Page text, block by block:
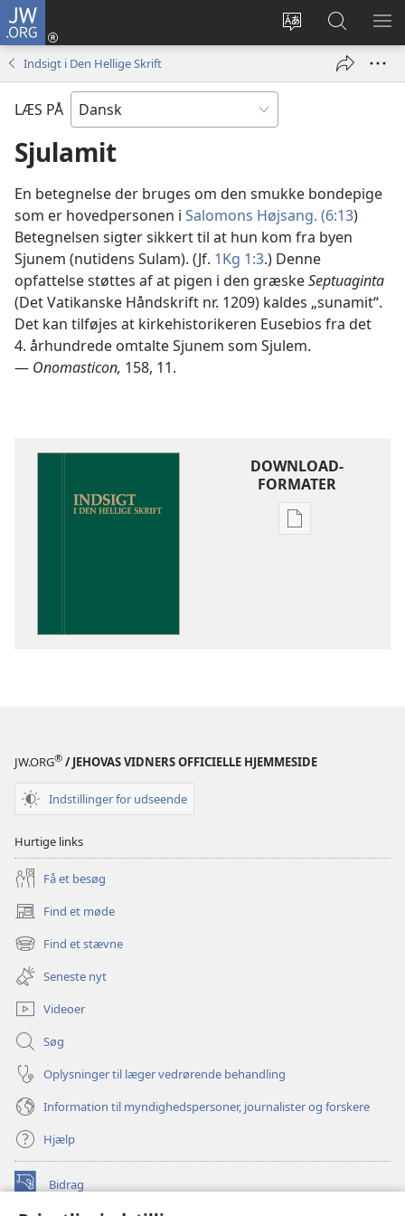
JW.ORG
Vælg
Log
på
vindue)
Søg
på
JW.ORG
VIS
Indsigt i Den Hellige Skrift
LÆS PÅ
Sjulamit
En betegnelse der bruges om den smukke bondepige
som er hovedpersonen i Salomons Højsang. (6:13)
Betegnelsen sigter sikkert til at hun kom fra byen
Sjunem (nutidens Sulam). (Jf. 1Kg 1:3.) Denne
opfattelse støttes af at pigen i den græskeSeptuaginta
(Det Vatikanske Håndskrift nr. 1209) kaldes „sunamit“.
Det kan tilføjes at kirkehistorikeren Eusebios fra det
4. århundrede omtalte Sjunem som Sjulem.
— Onomasticon, 158, 11.
DOWNLOAD-
FORMATER
Indstillinger
JW.ORG® / JEHOVAS VIDNERS OFFICIELLE HJEMMESIDE
Indstillinger for udseende
Hurtige links
Få et besøg
Find et møde
(åbner
nyt
vindue)
Find et stævne
(åbner
nyt
vindue)
Seneste nyt
Videoer
Søg
Oplysninger til læger vedrørende behandling
Information til myndighedspersoner, journalister og forskere
Hjælp
Bidrag
(åbner